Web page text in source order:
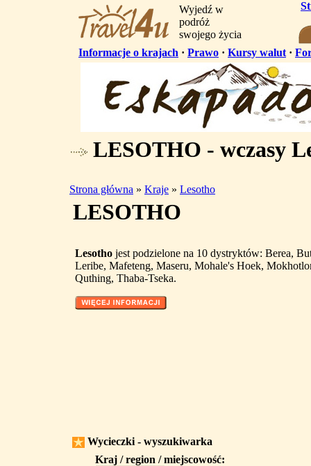
Wyjedź w
podróż
swojego życia
Informacje o krajach · Prawo · Kursy walut ·
LESOTHO - wczasy
Strona główna » Kraje » Lesotho
LESOTHO
Lesotho jest podzielone na 10 dystryktów: Berea,
Leribe, Mafeteng, Maseru, Mohale's Hoek,
Quthing, Thaba-Tseka.
Wycieczki - wyszukiwarka
Kraj / region / miejscowość: